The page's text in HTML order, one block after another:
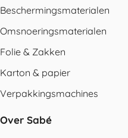
Beschermingsmaterialen
Omsnoeringsmaterialen
Folie & Zakken
Karton & papier
Verpakkingsmachines
Over Sabé